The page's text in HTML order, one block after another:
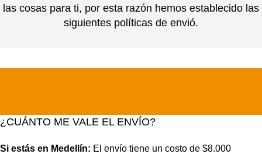
las cosas para ti, por esta razón hemos establecido las
siguientes políticas de envió.
¿CUÁNTO ME VALE EL ENVÍO?
Si estás en Medellín: El envío tiene un costo de $8.000